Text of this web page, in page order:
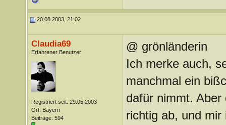
20.08.2003, 21:02
Claudia69
Erfahrener Benutzer
Registriert seit: 29.05.2003
Ort: Bayern
Beiträge: 594
@ grönländerin
Ich merke auch,
manchmal ein
dafür nimmt.
richtig ab, und